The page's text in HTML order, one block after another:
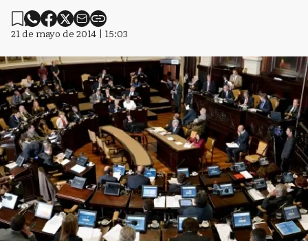
21 de mayo de 2014 | 15:03